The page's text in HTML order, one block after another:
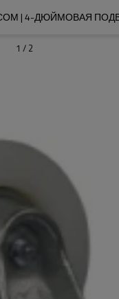
| 4-ДЮЙМОВАЯ
1 / 2